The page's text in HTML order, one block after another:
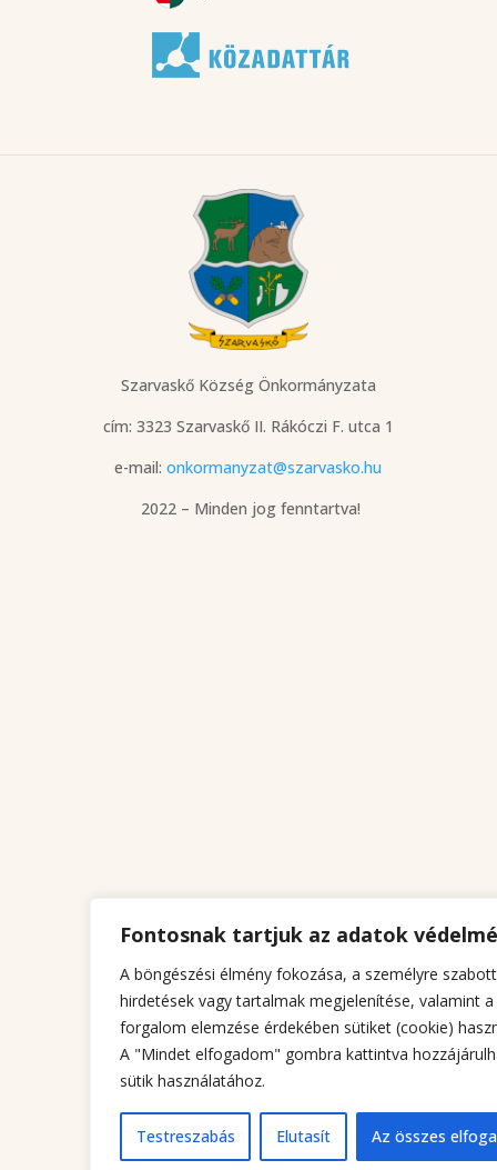
Fontosnak tartjuk az adatok
A böngészési élmény fokozása, a személyre szabott
hirdetések vagy tartalmak megjelenítése, valamint a
forgalom elemzése érdekében sütiket (cookie)
A "Mindet elfogadom" gombra kattintva
sütik használatához.
Testreszabás Elutasít Az összes
Szarvaskő Község Önkormányzata
cím: 3323 Szarvaskő II. Rákóczi F. utca 1
e-mail:onkormanyzat@szarvasko.hu
2022 – Minden jog fenntartva!